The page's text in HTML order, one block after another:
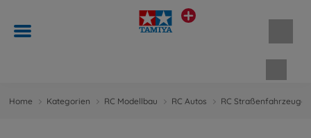
Home Kategorien RC Modellbau RC Autos RC Straßenfahrzeuge